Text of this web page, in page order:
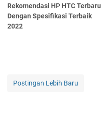
Rekomendasi HP HTC Terbaru
Dengan Spesifikasi Terbaik
2022
Postingan Lebih Baru